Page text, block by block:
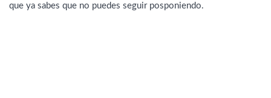
que ya sabes que no puedes seguir posponiendo.